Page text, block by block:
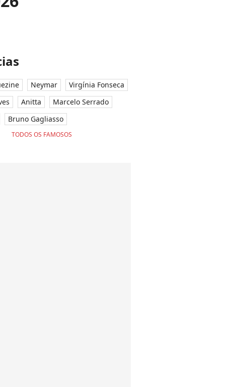
Neymar
Virgínia Fonseca
Anitta
Marcelo Serrado
Bruno Gagliasso
TODOS OS FAMOSOS